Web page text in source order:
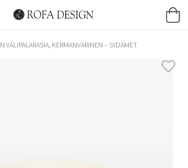
VÄLIPALARASIA, KERMANVÄRINEN – SYDÄMET